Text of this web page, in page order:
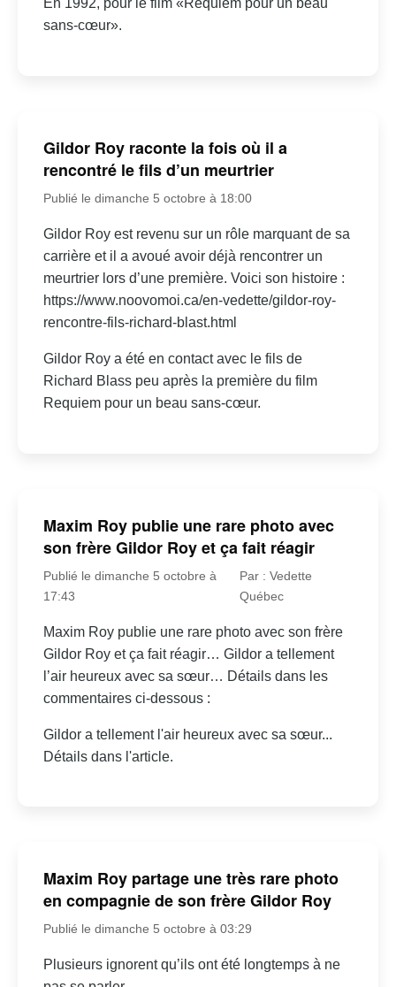
En 1992, pour le film «Requiem pour un beau
sans-cœur».
Gildor Roy raconte la fois où il a
rencontré le fils d’un meurtrier
Publié le dimanche 5 octobre à 18:00
Gildor Roy est revenu sur un rôle marquant de sa
carrière et il a avoué avoir déjà rencontrer un
meurtrier lors d’une première. Voici son histoire :
https://www.noovomoi.ca/en-vedette/gildor-roy-
rencontre-fils-richard-blast.html
Gildor Roy a été en contact avec le fils de
Richard Blass peu après la première du film
Requiem pour un beau sans-cœur.
Maxim Roy publie une rare photo avec
son frère Gildor Roy et ça fait réagir
Publié le dimanche 5 octobre à
17:43
Par : Vedette
Québec
Maxim Roy publie une rare photo avec son frère
Gildor Roy et ça fait réagir… Gildor a tellement
l’air heureux avec sa sœur… Détails dans les
commentaires ci-dessous :
Gildor a tellement l'air heureux avec sa sœur...
Détails dans l'article.
Maxim Roy partage une très rare photo
en compagnie de son frère Gildor Roy
Publié le dimanche 5 octobre à 03:29
Plusieurs ignorent qu’ils ont été longtemps à ne